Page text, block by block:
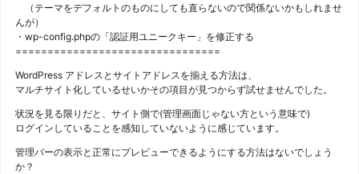
（テーマをデフォルトのものにしても直らないので関係ないかもしれませ
んが）
・wp-config.phpの「認証用ユニークキー」を修正する
================================
WordPress アドレスとサイトアドレスを揃える方法は、
マルチサイト化しているせいかその項目が見つからず試せませんでした。
状況を見る限りだと、サイト側で(管理画面じゃない方という意味で)
ログインしていることを感知していないように感じています。
管理バーの表示と正常にプレビューできるようにする方法はないでしょう
か？